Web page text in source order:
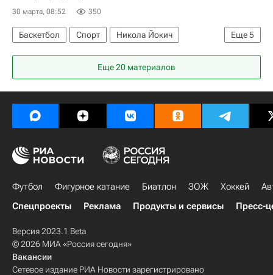
30 марта, 08:52 350
Еще5
Баскетбол Спорт
Никола Йокич
Денвер Наггетс
Индиана Пэйсерс
Голден Стэйт Уорриорз
Кристапс Порзингис
НБА
Еще 20 материалов
Футбол Фигурное катание Биатлон ЗОЖ Хоккей
Спецпроекты
Реклама Продукты и сервисы Пресс-
Версия 2023.1 Beta
© 2026 МИА «Россия сегодня»
Вакансии
Сетевое издание РИА Новости зарегистрировано